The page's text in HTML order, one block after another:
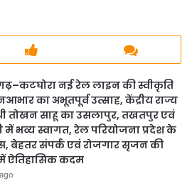
नई रेल लाइन की स्वीकृति
का अभूतपूर्व उत्साह, केंद्रीय राज्य
तोखन साहू का उसलापुर, तखतपुर एवं
भव्य स्वागत, रेल परियोजना प्रदेश के
बेहतर संपर्क एवं रोजगार सृजन की
ऐतिहासिक कदम